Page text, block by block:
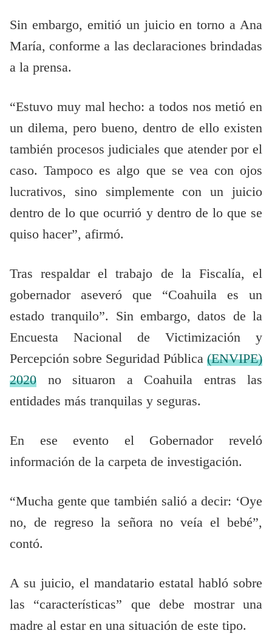
Sin embargo, emitió un juicio en torno a Ana
María, conforme a las declaraciones brindadas
a la prensa.
“Estuvo muy mal hecho: a todos nos metió en
un dilema, pero bueno, dentro de ello existen
también procesos judiciales que atender por el
caso. Tampoco es algo que se vea con ojos
lucrativos, sino simplemente con un juicio
dentro de lo que ocurrió y dentro de lo que se
quiso hacer”, afirmó.
Tras respaldar el trabajo de la Fiscalía, el
gobernador aseveró que “Coahuila es un
estado tranquilo”. Sin embargo, datos de la
Encuesta Nacional de Victimización y
Percepción sobre Seguridad Pública (ENVIPE)
2020 no situaron a Coahuila entras las
entidades más tranquilas y seguras.
En ese evento el Gobernador reveló
información de la carpeta de investigación.
“Mucha gente que también salió a decir: ‘Oye
no, de regreso la señora no veía el bebé”,
contó.
A su juicio, el mandatario estatal habló sobre
las “características” que debe mostrar una
madre al estar en una situación de este tipo.